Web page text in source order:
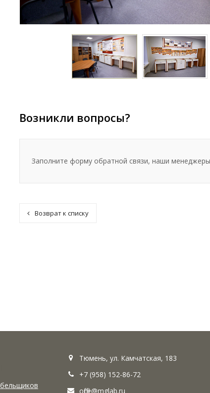
Возникли вопросы?
Заполните форму обратной связи, наши
Возврат к списку
Тюмень, ул. Камчатская, 183
+7 (958) 152-86-72
office@mglab.ru